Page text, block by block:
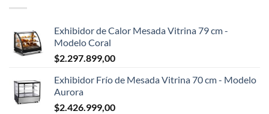
Exhibidor de Calor Mesada Vitrina 79 cm -
Modelo Coral
$2.297.899,00
Exhibidor Frío de Mesada Vitrina 70 cm - Modelo
Aurora
$2.426.999,00